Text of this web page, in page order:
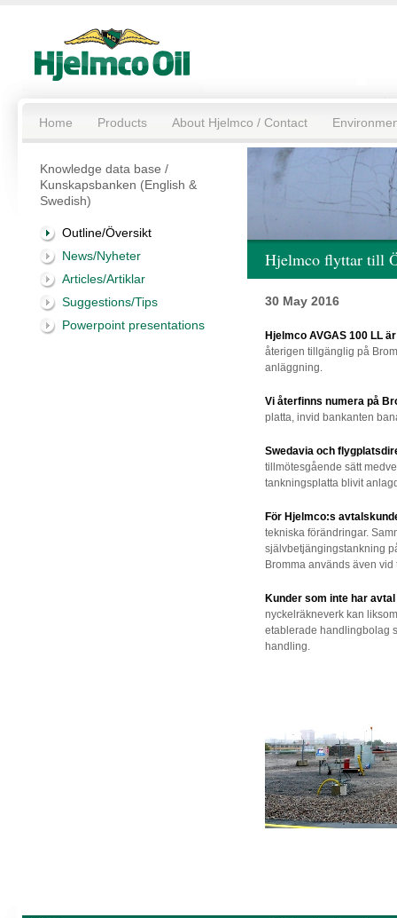
Home Products About Hjelmco / Contact
Knowledge data base /
Kunskapsbanken (English &
Swedish)
Outline/Översikt
News/Nyheter
Articles/Artiklar
Suggestions/Tips
Powerpoint presentations
Hjelmco flyttar till
30 May 2016
Hjelmco AVGAS 100 LL
återigen tillgänglig på
anläggning.
Vi återfinns numera på
platta, invid bankanten
Swedavia och
tillmötesgående sätt
tankningsplatta blivit
För Hjelmco:s
tekniska förändringar.
självbetjängingstankning
Bromma används även
Kunder som inte har
nyckelräkneverk kan
etablerade handlingbolag
handling.